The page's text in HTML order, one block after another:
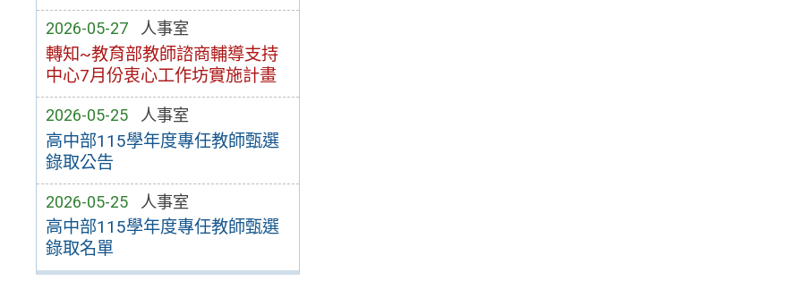
2026-05-27 人事室
轉知~教育部教師諮商輔導支持
中心7月份衷心工作坊實施計畫
2026-05-25 人事室
高中部115學年度專任教師甄選
錄取公告
2026-05-25 人事室
高中部115學年度專任教師甄選
錄取名單